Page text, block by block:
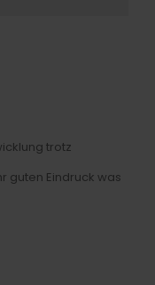
trotz
guten Eindruck was